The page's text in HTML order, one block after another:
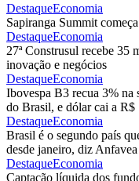
DestaqueEconomia
Sapiranga Summit
DestaqueEconomia
27ª Construsul recebe 35
inovação e negócios
DestaqueEconomia
Ibovespa B3 recua 3% na
do Brasil, e dólar cai a R$
DestaqueEconomia
Brasil é o segundo país
desde janeiro, diz Anfavea
DestaqueEconomia
Captação líquida dos